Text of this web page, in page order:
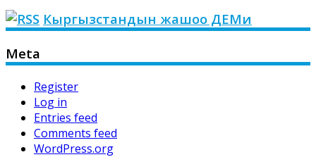
Кыргызстандын жашоо ДЕМи
Meta
Register
Log in
Entries feed
Comments feed
WordPress.org